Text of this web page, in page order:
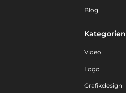
Blog
Kategorien
Video
Logo
Grafikdesign